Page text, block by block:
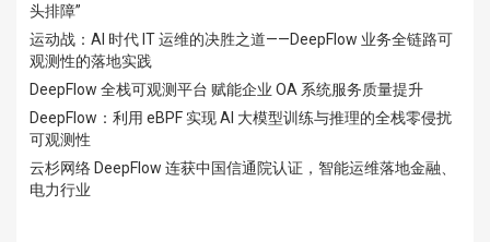
头排障”
运动战：AI 时代 IT 运维的决胜之道——DeepFlow 业务全链路可
观测性的落地实践
DeepFlow 全栈可观测平台 赋能企业 OA 系统服务质量提升
DeepFlow：利用 eBPF 实现 AI 大模型训练与推理的全栈零侵扰
可观测性
云杉网络 DeepFlow 连获中国信通院认证，智能运维落地金融、
电力行业